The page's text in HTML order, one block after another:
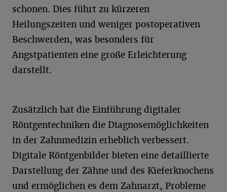
schonen. Dies führt zu kürzeren
Heilungszeiten und weniger postoperativen
Beschwerden, was besonders für
Angstpatienten eine große Erleichterung
darstellt.
Zusätzlich hat die Einführung digitaler
Röntgentechniken die Diagnosemöglichkeiten
in der Zahnmedizin erheblich verbessert.
Digitale Röntgenbilder bieten eine detaillierte
Darstellung der Zähne und des Kieferknochens
und ermöglichen es dem Zahnarzt, Probleme